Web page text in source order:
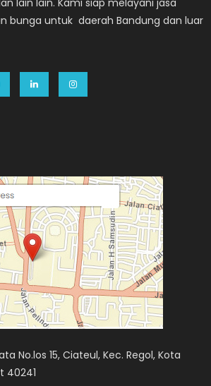
lain lain. Kami siap melayani jasa
bunga untuk daerah Bandung dan luar
No.los 15, Ciateul, Kec. Regol, Kota
40241